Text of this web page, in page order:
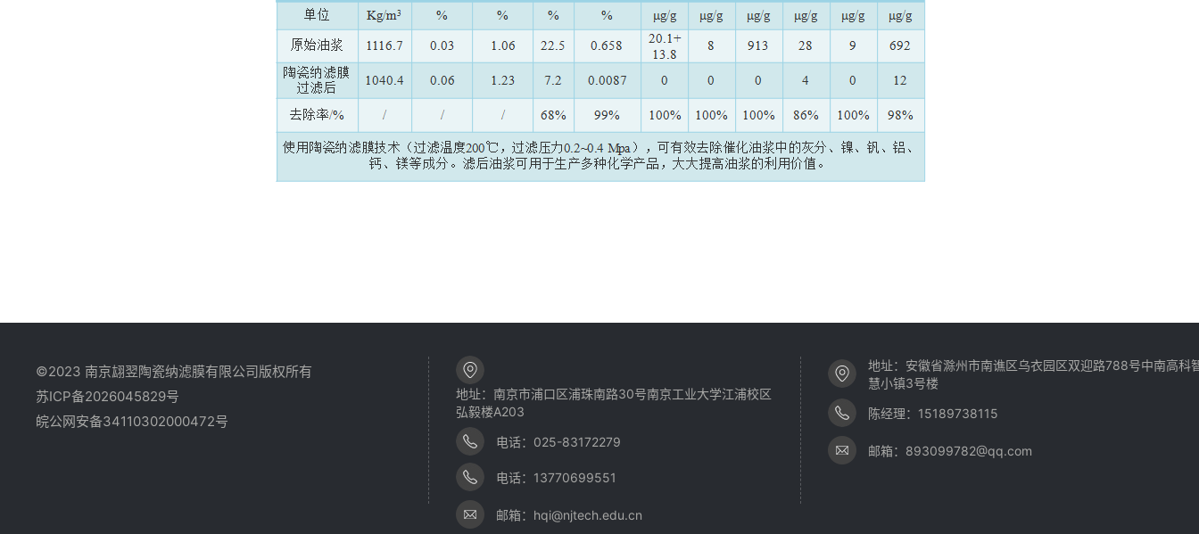
©2023 南京翃翌陶瓷纳滤膜有限公司版权所有
苏ICP备2026045829号
皖公网安备34110302000472号
地址：南京市浦口区浦珠南路30号南京工业大学江浦校区
弘毅楼A203
电话：025-83172279
电话：13770699551
邮箱：hqi@njtech.edu.cn
地址：安徽省滁州市南谯区乌衣园区双迎路788号中南高科
慧小镇3号楼
陈经理：15189738115
邮箱：893099782@qq.com